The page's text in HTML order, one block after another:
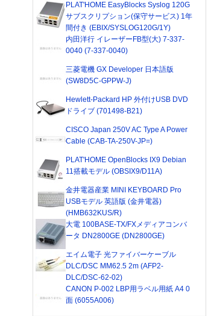
PLAT'HOME EasyBlocks Syslog 120G
サブスクリプション(保守サービス) 1年
間付き (EBIX/SYSLOG120G/1Y)
内田洋行 イレーザーFB型(大) 7-337-
0040 (7-337-0040)
三菱電機 GX Developer 日本語版
(SW8D5C-GPPW-J)
Hewlett-Packard HP 外付けUSB DVD
ドライブ (701498-B21)
CISCO Japan 250V AC Type A Power
Cable (CAB-TA-250V-JP=)
PLAT'HOME OpenBlocks IX9 Debian
11搭載モデル (OBSIX9/D11A)
金井電器産業 MINI KEYBOARD Pro
USBモデル 英語版 (金井電器)
(HMB632KUS/R)
大電 100BASE-TX/FXメディアコンバ
ータ DN2800GE (DN2800GE)
エイム電子 光ファイバーケーブル
DLC/DSC MM62.5 2m (AFP2-
DLC/DSC-62-02)
CANON P-002 LBP用ラベル用紙 A4 0
面 (6055A006)